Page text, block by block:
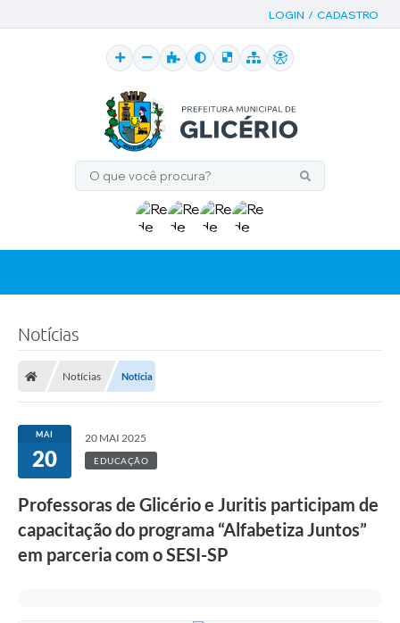
LOGIN / CADASTRO
Notícias
Notícias Notícia
MAI
20
20 MAI 2025
EDUCAÇÃO
Professoras de Glicério e Juritis participam de
capacitação do programa “Alfabetiza Juntos”
em parceria com o SESI-SP